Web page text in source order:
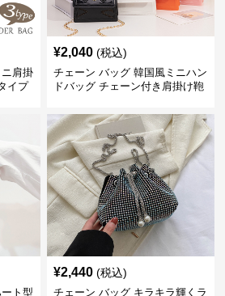
肩掛
イプ
¥2,040 (税込)
チェーン バッグ 韓国風ミニハン
ドバッグ チェーン付き肩掛け鞄
ト型
¥2,440 (税込)
チェーン バッグ キラキラ輝くラ